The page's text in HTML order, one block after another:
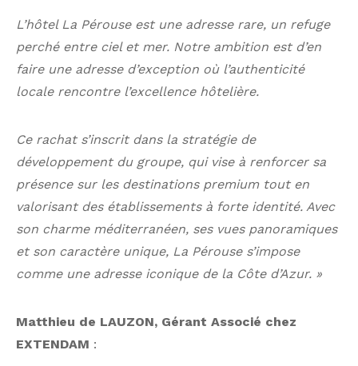
L’hôtel La Pérouse est une adresse rare, un refuge
perché entre ciel et mer. Notre ambition est d’en
faire une adresse d’exception où l’authenticité
locale rencontre l’excellence hôtelière.
Ce rachat s’inscrit dans la stratégie de
développement du groupe, qui vise à renforcer sa
présence sur les destinations premium tout en
valorisant des établissements à forte identité. Avec
son charme méditerranéen, ses vues panoramiques
et son caractère unique, La Pérouse s’impose
comme une adresse iconique de la Côte d’Azur. »
Matthieu de LAUZON, Gérant Associé chez
EXTENDAM :